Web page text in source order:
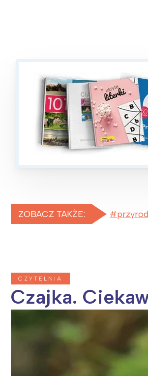
ZOBACZ TAKŻE:
CZYTELNIA
Czajka.